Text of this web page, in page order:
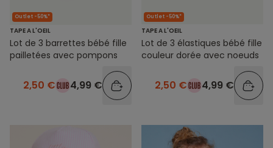
Outlet -50%*
TAPE A L'OEIL
Lot de 3 barrettes bébé fille
pailletées avec pompons
2,50 € 4,99 €
Outlet -50%*
TAPE A L'OEIL
Lot de 3 élastiques bébé fille
couleur dorée avec noeuds
2,50 € 4,99 €